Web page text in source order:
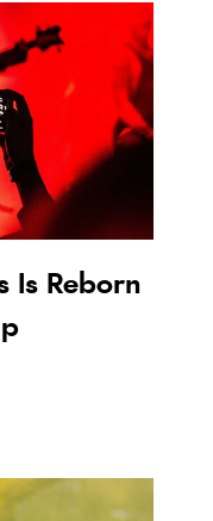
Is Reborn